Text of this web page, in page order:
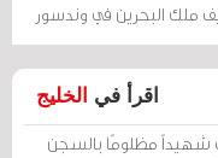
ملك البحرين في وندسور
اقرأ في الخليج
شهيداً مظلومًا بالسجن